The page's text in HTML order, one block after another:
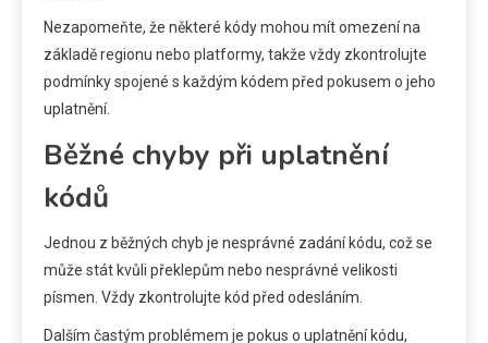
Nezapomeňte, že některé kódy mohou mít omezení na
základě regionu nebo platformy, takže vždy zkontrolujte
podmínky spojené s každým kódem před pokusem o jeho
uplatnění.
Běžné chyby při uplatnění
kódů
Jednou z běžných chyb je nesprávné zadání kódu, což se
může stát kvůli překlepům nebo nesprávné velikosti
písmen. Vždy zkontrolujte kód před odesláním.
Dalším častým problémem je pokus o uplatnění kódu,